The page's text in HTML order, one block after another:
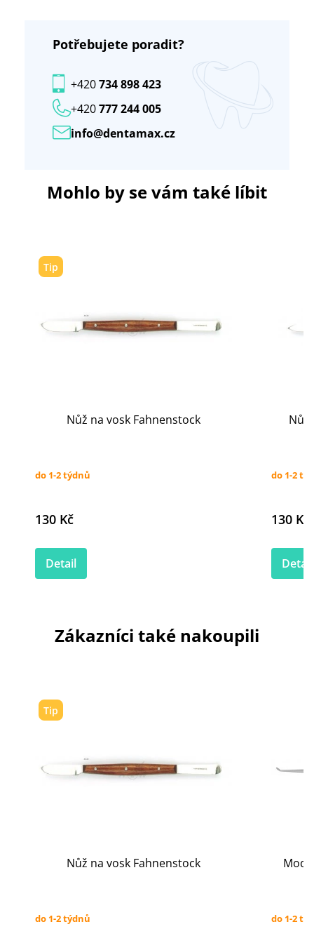
Potřebujete poradit?
info@dentamax.cz
+420777 244 005
+420734 898 423
Mohlo by se vám také líbit
Tip
Nůž na vosk Fahnenstock
do 1-2 týdnů
130 Kč
Detail
Nůž
do 1-2
130 Kč
Detail
Zákazníci také nakoupili
Tip
Nůž na vosk Fahnenstock
do 1-2 týdnů do 1-2